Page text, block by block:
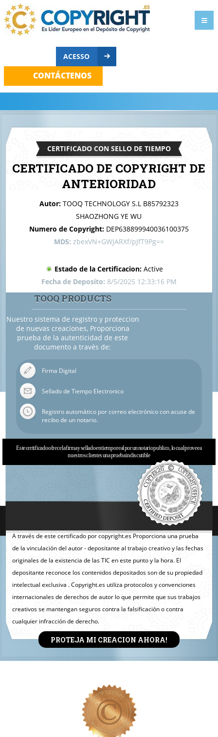
ACESSO
CONTÁCTENOS
CERTIFICADO CON SELLO DE TIEMPO
CERTIFICADO DE COPYRIGHT DE
ANTERIORIDAD
Tooq Products
Autor: TOOQ TECHNOLOGY S.L B85792323
SHAOZHONG YE WU
Numero de Copyright: DEP638899940036100375
MD5: zbexVN+GWJARXf/pJfT9Pg==
Estado de la Certificacion: Active
Fecha de Deposito: 8/5/2025 12:33:16 PM
TOOQ PRODUCTS
Nuestro sistema de registro y proteccion
de nuevas creaciones, Proporciona
prueba de la autenticidad de este
documento a través de:
Firma Digital
Sellado de Tiempo Electronico
Registro automático por correo electrónico con acuse de
recibo de un notario.
Este certificado ofrece la firma y sellado en tiempo real por un notario publico, lo cual provee a
nuestros clientes una prueba indiscutible
A través de este certificado por copyright.es Proporciona una prueba
de la vinculación del autor - depositante al trabajo creativo y las fechas
originales de la existencia de las TIC en este punto y la hora. El
depositante reconoce los contenidos depositados son de su propiedad
intelectual exclusiva . Copyright.es utiliza protocolos y convenciones
internacionales de derechos de autor lo que permite que sus trabajos
creativos se mantengan seguros contra la falsificación o contra
cualquier infracción de derecho.
PROTEJA MI CREACION AHORA!